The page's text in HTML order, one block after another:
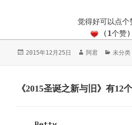
觉得好可以点个
(1个赞)
发
2015年12月25日
作
阿君
分
未分类
《2015圣诞之新与旧》有12